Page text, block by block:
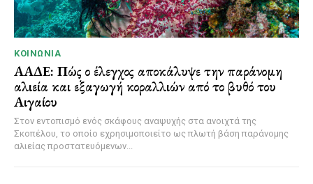
ΚΟΙΝΩΝΊΑ
ΑΑΔΕ: Πώς ο έλεγχος αποκάλυψε την παράνομη
αλιεία και εξαγωγή κοραλλιών από το βυθό του
Αιγαίου
Στον εντοπισμό ενός σκάφους αναψυχής στα ανοιχτά της
Σκοπέλου, το οποίο εχρησιμοποιείτο ως πλωτή βάση παράνομης
αλιείας προστατευόμενων...